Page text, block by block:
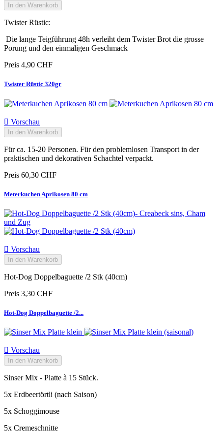
In den Warenkorb
Twister Rüstic:
Die lange Teigführung 48h verleiht dem Twister Brot die grosse
Porung und den einmaligen Geschmack
Preis 4,90 CHF
Twister Rüstic 320gr
 Vorschau
In den Warenkorb
Für ca. 15-20 Personen. Für den problemlosen Transport in der
praktischen und dekorativen Schachtel verpackt.
Preis 60,30 CHF
Meterkuchen Aprikosen 80 cm
 Vorschau
In den Warenkorb
Hot-Dog Doppelbaguette /2 Stk (40cm)
Preis 3,30 CHF
Hot-Dog Doppelbaguette /2...
 Vorschau
In den Warenkorb
Sinser Mix - Platte à 15 Stück.
5x Erdbeertörtli (nach Saison)
5x Schoggimouse
5x Cremeschnitte